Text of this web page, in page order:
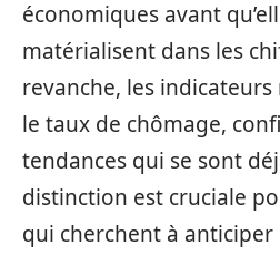
économiques avant
matérialisent dans les
revanche, les
le taux de chômage,
tendances qui se sont
distinction est cruciale
qui cherchent à